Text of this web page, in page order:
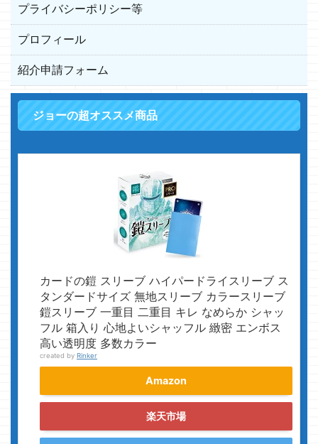
プライバシーポリシー等
プロフィール
紹介申請フォーム
ジョーの超オススメ商品
カードの鎧 スリーブ ハイパードライスリーブ ス
タンダードサイズ 無地スリーブ カラースリーブ
鎧スリーブ 一重目 二重目 キレ なめらか シャッ
フル 箱入り 心地よいシャッフル 緻密 エンボス
高い透明度 多数カラー
created by Rinker
Amazon
楽天市場